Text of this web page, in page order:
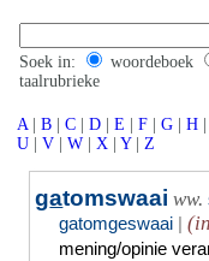
Soek in: woordeboek
taalrubrieke
A | B | C | D | E | F | G | H |
U | V | W | X | Y | Z
gatomswaai ww.
gatomgeswaai |
mening/opinie